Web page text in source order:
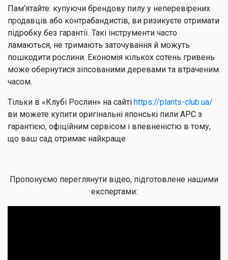
Пам’ятайте: купуючи брендову пилу у неперевірених
продавців або контрабандистів, ви ризикуєте отримати
підробку без гарантії. Такі інструменти часто
ламаються, не тримають заточування й можуть
пошкодити рослини. Економія кількох сотень гривень
може обернутися зіпсованими деревами та втраченим
часом.
Тільки в «Клубі Рослин» на сайті https://plants-club.ua/
ви можете купити оригінальні японські пили АРС з
гарантією, офіційним сервісом і впевненістю в тому,
що ваш сад отримає найкраще.
Пропонуємо переглянути відео, підготовлене нашими
експертами: